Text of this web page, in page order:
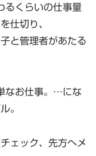
るくらいの仕事量
仕切り、
と管理者があたる
なお仕事。…にな
。
ェック、先方へメ